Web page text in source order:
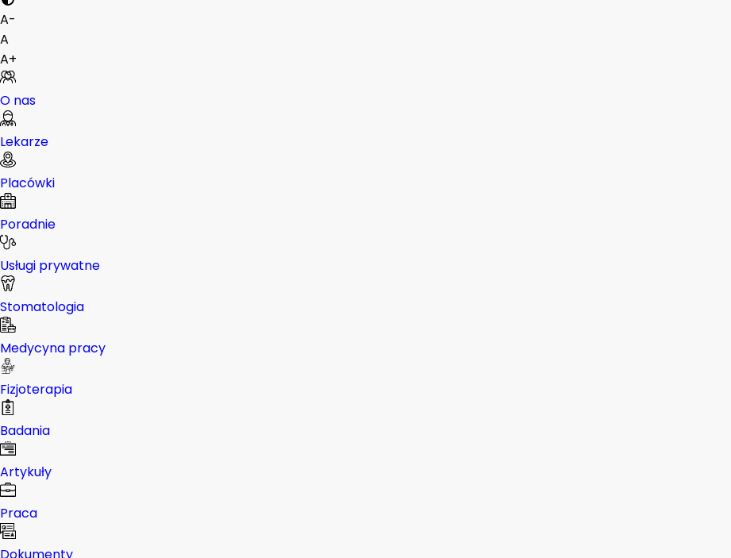
A-
A
A+
O nas
Lekarze
Placówki
Poradnie
Usługi prywatne
Stomatologia
Medycyna pracy
Fizjoterapia
Badania
Artykuły
Praca